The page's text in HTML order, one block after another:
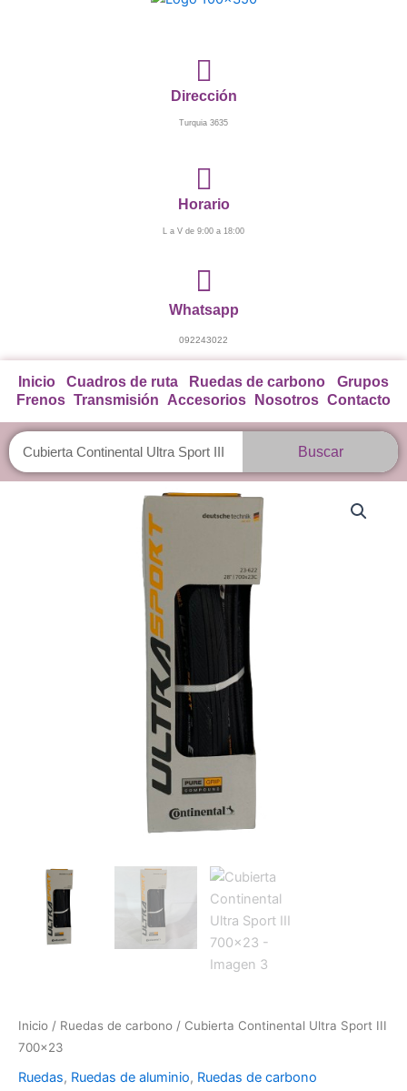
Dirección
Turquia 3635
Horario
L a V de 9:00 a 18:00
Whatsapp
092243022
Inicio Cuadros de ruta Ruedas de carbono
Grupos
Frenos Transmisión Accesorios Nosotros Contacto
Buscar
Buscar
Inicio / Ruedas de carbono / Cubierta Continental Ultra Sport III
700×23
Ruedas, Ruedas de aluminio, Ruedas de carbono